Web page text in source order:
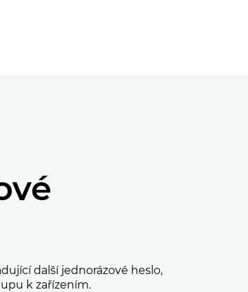
další jednorázové heslo,
k zařízením.